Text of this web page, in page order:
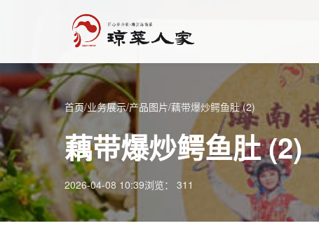
首页/业务展示/产品图片/藕带爆炒鳄鱼肚 (2)
藕带爆炒鳄鱼肚 (2)
2026-04-08 10:39浏览： 311